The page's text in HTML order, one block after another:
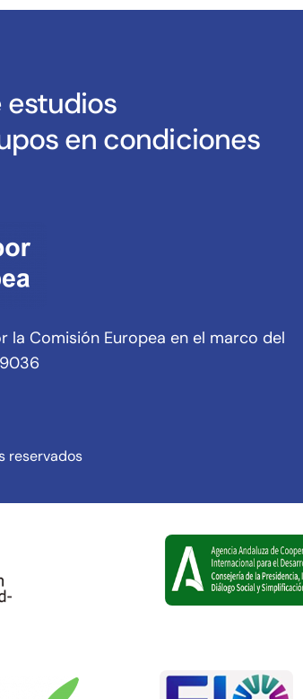
estudios
en condiciones
la Comisión Europea en el marco del
reservados